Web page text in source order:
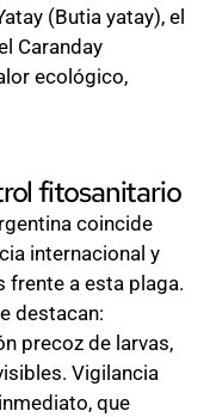
(Butia yatay), el
Caranday
ecológico,
fitosanitario
coincide
internacional y
frente a esta plaga.
destacan:
precoz de larvas,
Vigilancia
que